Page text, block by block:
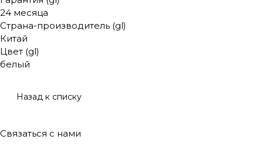
24 месяца
Страна-производитель (gl)
Китай
Цвет (gl)
белый
Назад к списку
Связаться с нами